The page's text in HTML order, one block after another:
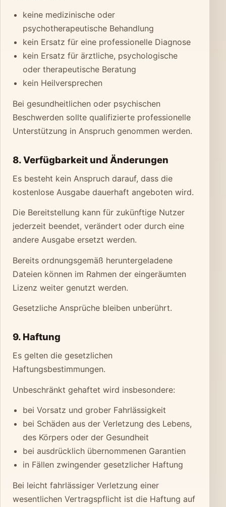
keine medizinische oder
psychotherapeutische Behandlung
kein Ersatz für eine professionelle Diagnose
kein Ersatz für ärztliche, psychologische
oder therapeutische Beratung
kein Heilversprechen
Bei gesundheitlichen oder psychischen
Beschwerden sollte qualifizierte professionelle
Unterstützung in Anspruch genommen werden.
8. Verfügbarkeit und Änderungen
Es besteht kein Anspruch darauf, dass die
kostenlose Ausgabe dauerhaft angeboten wird.
Die Bereitstellung kann für zukünftige Nutzer
jederzeit beendet, verändert oder durch eine
andere Ausgabe ersetzt werden.
Bereits ordnungsgemäß heruntergeladene
Dateien können im Rahmen der eingeräumten
Lizenz weiter genutzt werden.
Gesetzliche Ansprüche bleiben unberührt.
9. Haftung
Es gelten die gesetzlichen
Haftungsbestimmungen.
Unbeschränkt gehaftet wird insbesondere:
bei Vorsatz und grober Fahrlässigkeit
bei Schäden aus der Verletzung des Lebens,
des Körpers oder der Gesundheit
bei ausdrücklich übernommenen Garantien
in Fällen zwingender gesetzlicher Haftung
Bei leicht fahrlässiger Verletzung einer
wesentlichen Vertragspflicht ist die Haftung auf